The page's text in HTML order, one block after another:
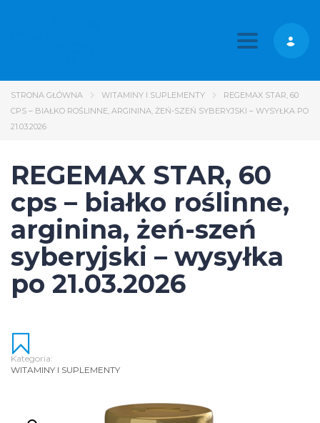
Toggle
STRONA GŁÓWNA WITAMINY I SUPLEMENTY
REGEMAX STAR, 60
CPS – BIAŁKO ROŚLINNE, ARGININA, ŻEŃ-SZEŃ SYBERYJSKI – WYSYŁKA PO
21.03.2026
REGEMAX STAR, 60
cps – białko roślinne,
arginina, żeń-szeń
syberyjski – wysyłka
po 21.03.2026
Kategoria:
WITAMINY I SUPLEMENTY